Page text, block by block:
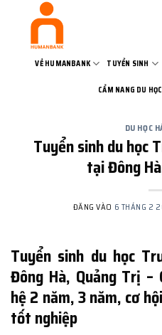
VỀ HUMANBANK TUYỂN SINH
CẨM NANG DU HỌC
DU HỌC
Tuyển sinh du học
tại Đông
ĐĂNG VÀO 6 THÁNG 2
Tuyển sinh du học
Đông Hà, Quảng Trị –
hệ 2 năm, 3 năm, cơ
tốt nghiệp